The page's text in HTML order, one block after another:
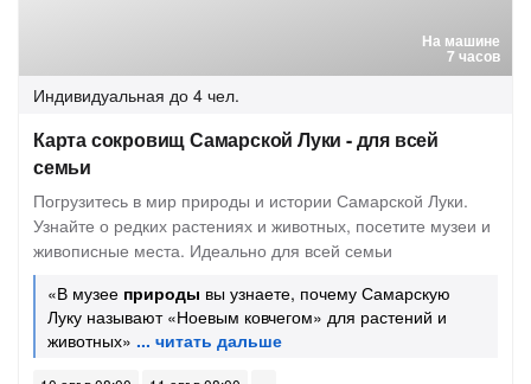
На машине
7 часов
Индивидуальная до 4 чел.
Карта сокровищ Самарской Луки - для всей
семьи
Погрузитесь в мир природы и истории Самарской Луки.
Узнайте о редких растениях и животных, посетите музеи и
живописные места. Идеально для всей семьи
«В музее природы вы узнаете, почему Самарскую
Луку называют «Ноевым ковчегом» для растений и
животных»